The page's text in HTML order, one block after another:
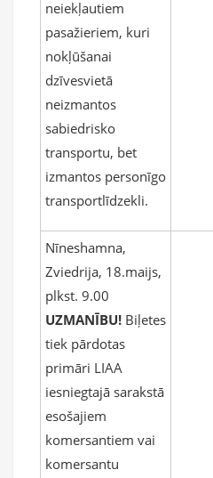
neiekļautiem
pasažieriem, kuri
nokļūšanai
dzīvesvietā
neizmantos
sabiedrisko
transportu, bet
izmantos personīgo
transportlīdzekli.
Nīneshamna,
Zviedrija, 18.maijs,
plkst. 9.00
UZMANĪBU! Biļetes
tiek pārdotas
primāri LIAA
iesniegtajā sarakstā
esošajiem
komersantiem vai
komersantu